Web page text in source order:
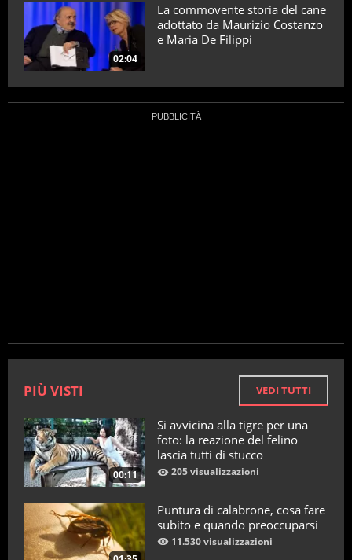
02:04
La commovente storia del cane
adottato da Maurizio Costanzo
e Maria De Filippi
PIÙ VISTI VEDI TUTTI
00:11
Si avvicina alla tigre per una
foto: la reazione del felino
lascia tutti di stucco
205 visualizzazioni
Puntura di calabrone, cosa fare
subito e quando preoccuparsi
11.530 visualizzazioni